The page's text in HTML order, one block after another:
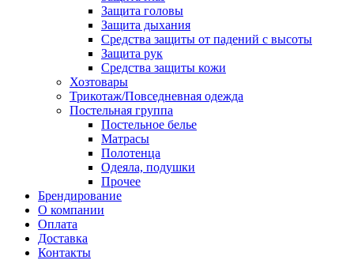
Защита головы
Защита дыхания
Средства защиты от падений с высоты
Защита рук
Средства защиты кожи
Хозтовары
Трикотаж/Повседневная одежда
Постельная группа
Постельное белье
Матрасы
Полотенца
Одеяла, подушки
Прочее
Брендирование
О компании
Оплата
Доставка
Контакты